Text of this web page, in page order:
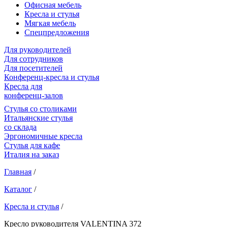
Офиcная мебель
Кресла и стулья
Мягкая мебель
Спецпредложения
Для руководителей
Для сотрудников
Для посетителей
Конференц-кресла и стулья
Кресла для
конференц-залов
Cтулья со столиками
Итальянские стулья
со склада
Эргономичные кресла
Стулья для кафе
Италия на заказ
Главная /
Каталог /
Кресла и стулья /
Кресло руководителя VALENTINA 372